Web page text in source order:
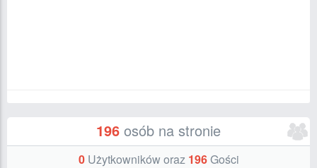
196 osób na stronie
0Użytkowników oraz 196Gości